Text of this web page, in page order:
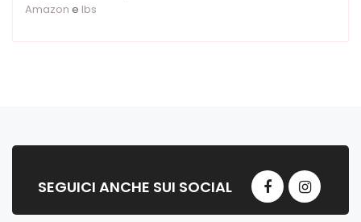
Amazon e Ibs
SEGUICI ANCHE SUI SOCIAL